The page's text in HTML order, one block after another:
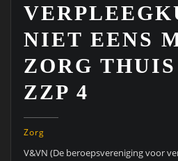
NIET EENS
ZORG
ZZP 4
Zorg
V&VN (De beroepsvereniging voor